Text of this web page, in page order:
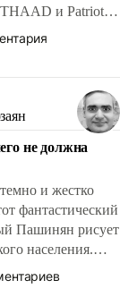
и Patriot
более трех
война с
ситуация
период
США, например,
не должна
и жестко
фантастический
Пашинян рисует
населения.
безусловно